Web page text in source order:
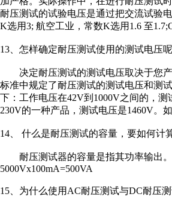
耐压测试的试验电压是通过把交流试验
K选用3; 航空工业，常数K选用1.6 至
13、怎样确定耐压测试使用的测试电压
决定耐压测试的测试电压取决于您产
标准中规定了耐压测试的测试电压和测
下：工作电压在42V到1000V之间的，
230V的一种产品，测试电压是1460V。
14、 什么是耐压测试的容量，要如何计
耐压测试器的容量是指其功率输出。
5000Vx100mA=500VA
15、为什么使用AC耐压测试与DC耐压